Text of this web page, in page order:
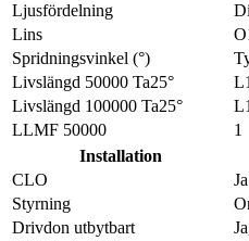
Ljusfördelning
Lins
Spridningsvinkel (°)
Livslängd 50000 Ta25°
Livslängd 100000 Ta25°
LLMF 50000
1
Installation
CLO
Ja
Styrning
Drivdon utbytbart